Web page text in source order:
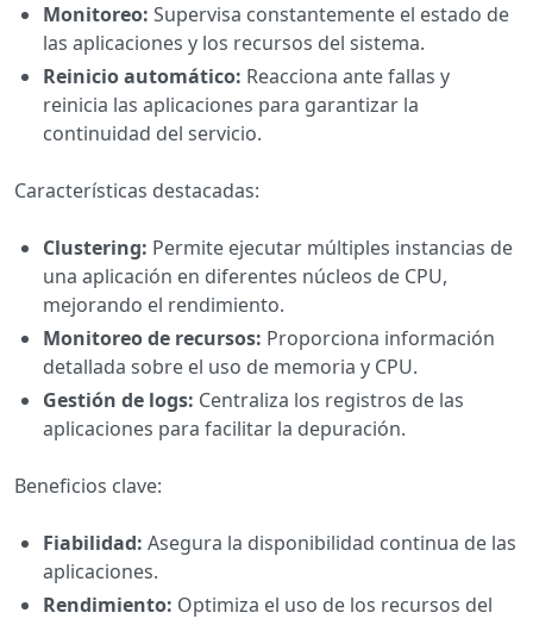
Monitoreo: Supervisa constantemente el estado de
las aplicaciones y los recursos del sistema.
Reinicio automático: Reacciona ante fallas y
reinicia las aplicaciones para garantizar la
continuidad del servicio.
Características destacadas:
Clustering: Permite ejecutar múltiples instancias de
una aplicación en diferentes núcleos de CPU,
mejorando el rendimiento.
Monitoreo de recursos: Proporciona información
detallada sobre el uso de memoria y CPU.
Gestión de logs: Centraliza los registros de las
aplicaciones para facilitar la depuración.
Beneficios clave:
Fiabilidad: Asegura la disponibilidad continua de las
aplicaciones.
Rendimiento: Optimiza el uso de los recursos del